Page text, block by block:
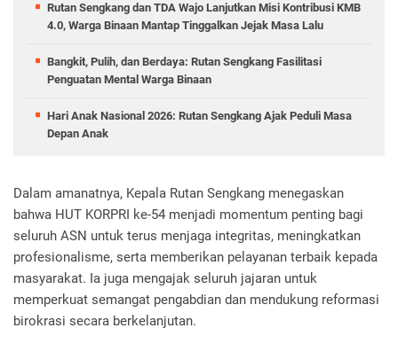
Rutan Sengkang dan TDA Wajo Lanjutkan Misi Kontribusi KMB
4.0, Warga Binaan Mantap Tinggalkan Jejak Masa Lalu
Bangkit, Pulih, dan Berdaya: Rutan Sengkang Fasilitasi
Penguatan Mental Warga Binaan
Hari Anak Nasional 2026: Rutan Sengkang Ajak Peduli Masa
Depan Anak
Dalam amanatnya, Kepala Rutan Sengkang menegaskan
bahwa HUT KORPRI ke-54 menjadi momentum penting bagi
seluruh ASN untuk terus menjaga integritas, meningkatkan
profesionalisme, serta memberikan pelayanan terbaik kepada
masyarakat. Ia juga mengajak seluruh jajaran untuk
memperkuat semangat pengabdian dan mendukung reformasi
birokrasi secara berkelanjutan.